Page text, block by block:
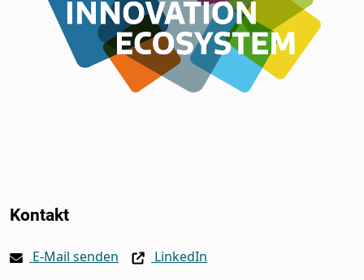
Kontakt
E-Mail senden LinkedIn